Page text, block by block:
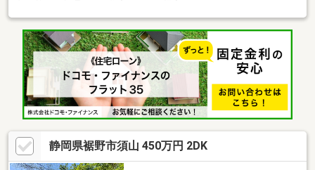
静岡県裾野市須山 450万円 2DK